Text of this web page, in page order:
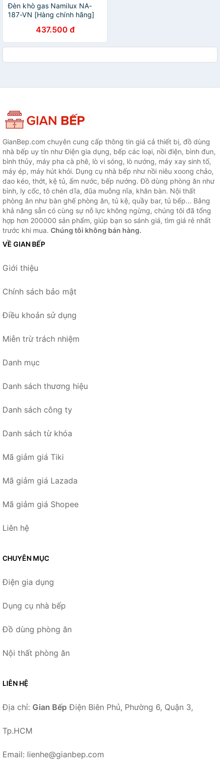
Đèn khò gas Namilux NA-
187-VN [Hàng chính hãng]
437.500 đ
GianBep.com chuyên cung cấp thông tin giá cả thiết bị, đồ dùng
nhà bếp uy tín như Điện gia dụng, bếp các loại, nồi điện, bình đun,
bình thủy, máy pha cà phê, lò vi sóng, lò nướng, máy xay sinh tố,
máy ép, máy hút khói. Dụng cụ nhà bếp như nồi niêu xoong chảo,
dao kéo, thớt, kệ tủ, ấm nước, bếp nướng. Đồ dùng phòng ăn như
bình, ly cốc, tô chén dĩa, đũa muỗng nĩa, khăn bàn. Nội thất
phòng ăn như bàn ghế phòng ăn, tủ kệ, quầy bar, tủ bếp... Bằng
khả năng sẵn có cùng sự nỗ lực không ngừng, chúng tôi đã tổng
hợp hơn 200000 sản phẩm, giúp bạn so sánh giá, tìm giá rẻ nhất
trước khi mua. Chúng tôi không bán hàng.
VỀ GIAN BẾP
Giới thiệu
Chính sách bảo mật
Điều khoản sử dụng
Miễn trừ trách nhiệm
Danh mục
Danh sách thương hiệu
Danh sách công ty
Danh sách từ khóa
Mã giảm giá Tiki
Mã giảm giá Lazada
Mã giảm giá Shopee
Liên hệ
CHUYÊN MỤC
Điện gia dụng
Dụng cụ nhà bếp
Đồ dùng phòng ăn
Nội thất phòng ăn
LIÊN HỆ
Địa chỉ: Gian Bếp Điện Biên Phủ, Phường 6, Quận 3,
Tp.HCM
Email: lienhe@gianbep.com